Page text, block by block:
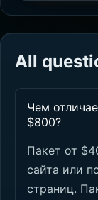
All
Чем
$800?
Пакет от
сайта или
страниц.